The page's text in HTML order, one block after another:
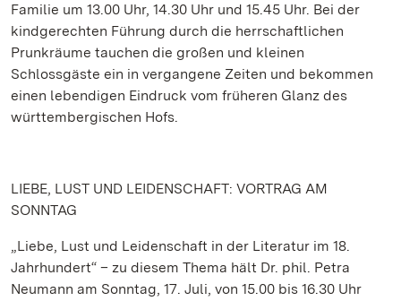
Familie um 13.00 Uhr, 14.30 Uhr und 15.45 Uhr. Bei der
kindgerechten Führung durch die herrschaftlichen
Prunkräume tauchen die großen und kleinen
Schlossgäste ein in vergangene Zeiten und bekommen
einen lebendigen Eindruck vom früheren Glanz des
württembergischen Hofs.
LIEBE, LUST UND LEIDENSCHAFT: VORTRAG AM
SONNTAG
„Liebe, Lust und Leidenschaft in der Literatur im 18.
Jahrhundert“ – zu diesem Thema hält Dr. phil. Petra
Neumann am Sonntag, 17. Juli, von 15.00 bis 16.30 Uhr